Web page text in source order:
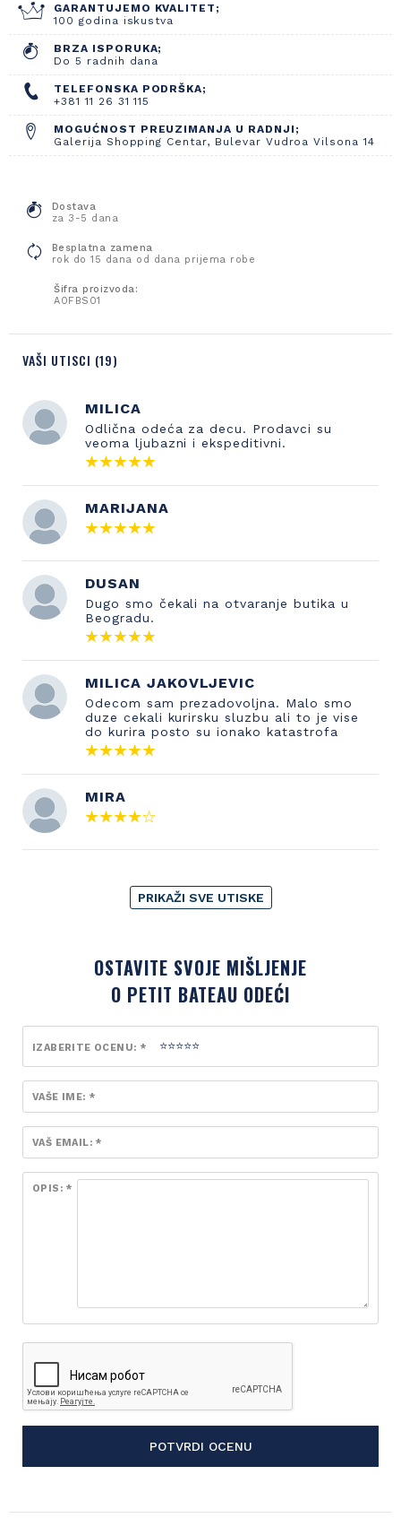
GARANTUJEMO KVALITET;
100 godina iskustva
BRZA ISPORUKA;
Do 5 radnih dana
TELEFONSKA PODRŠKA;
+381 11 26 31 115
MOGUĆNOST PREUZIMANJA U RADNJI;
Galerija Shopping Centar, Bulevar Vudroa Vilsona 14
Dostava
za 3-5 dana
Besplatna zamena
rok do 15 dana od dana prijema robe
Šifra proizvoda:
A0FBS01
VAŠI UTISCI (19)
MILICA
Odlična odeća za decu. Prodavci su
veoma ljubazni i ekspeditivni.
MARIJANA
DUSAN
Dugo smo čekali na otvaranje butika u
Beogradu.
MILICA JAKOVLJEVIC
Odecom sam prezadovoljna. Malo smo
duze cekali kurirsku sluzbu ali to je vise
do kurira posto su ionako katastrofa
MIRA
PRIKAŽI SVE UTISKE
OSTAVITE SVOJE MIŠLJENJE
O PETIT BATEAU ODEĆI
IZABERITE OCENU: *
VAŠE IME: *
VAŠ EMAIL: *
OPIS: *
POTVRDI OCENU